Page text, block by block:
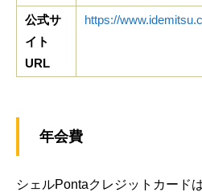
公式サ
イト
URL
https://
年会費
シェルPontaクレジットカード